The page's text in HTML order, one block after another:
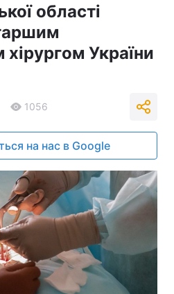
області
України
1056
на нас в Google